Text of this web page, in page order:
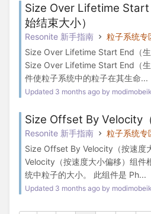
Size Over Lifetime Start
始结束大小）
Resonite 新手指南
粒子系统专
Size Over Lifetime Start End（生
Size Over Lifetime Start End（
件使粒子系统中的粒子在其生命...
Updated 3 months ago by
Size Offset By Velocity
Resonite 新手指南
粒子系统专
Size Offset By Velocity（按速度
Velocity（按速度大小偏移）组件
统中粒子的大小。 此组件是 Ph...
Updated 3 months ago by